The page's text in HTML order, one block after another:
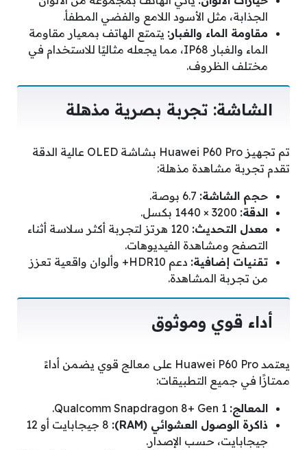
الجذابة، مثل الأسود اللامع والفضي المطفأ.
مقاومة الماء والغبار: يتمتع الهاتف بمعيار مقاومة
الماء والغبار IP68، مما يجعله مثاليًا للاستخدام في
مختلف الظروف.
الشاشة: تجربة بصرية مذهلة
تم تجهيز Huawei P60 Pro بشاشة OLED عالية الدقة
تقدم تجربة مشاهدة مذهلة:
حجم الشاشة:
الدقة:
معدل التحديث:
120 هرتز لتجربة أكثر سلاسة أثناء
التصفح ومشاهدة الفيديوهات.
تقنيات إضافية:
دعم HDR10+ وألوان واقعية تعزز
من تجربة المشاهدة.
أداء قوي وموثوق
يعتمد Huawei P60 Pro على معالج قوي يضمن أداءً
ممتازًا في جميع التطبيقات:
المعالج:
ذاكرة الوصول العشوائي (RAM):
8 جيجابايت أو 12
جيجابايت، حسب الإصدار.